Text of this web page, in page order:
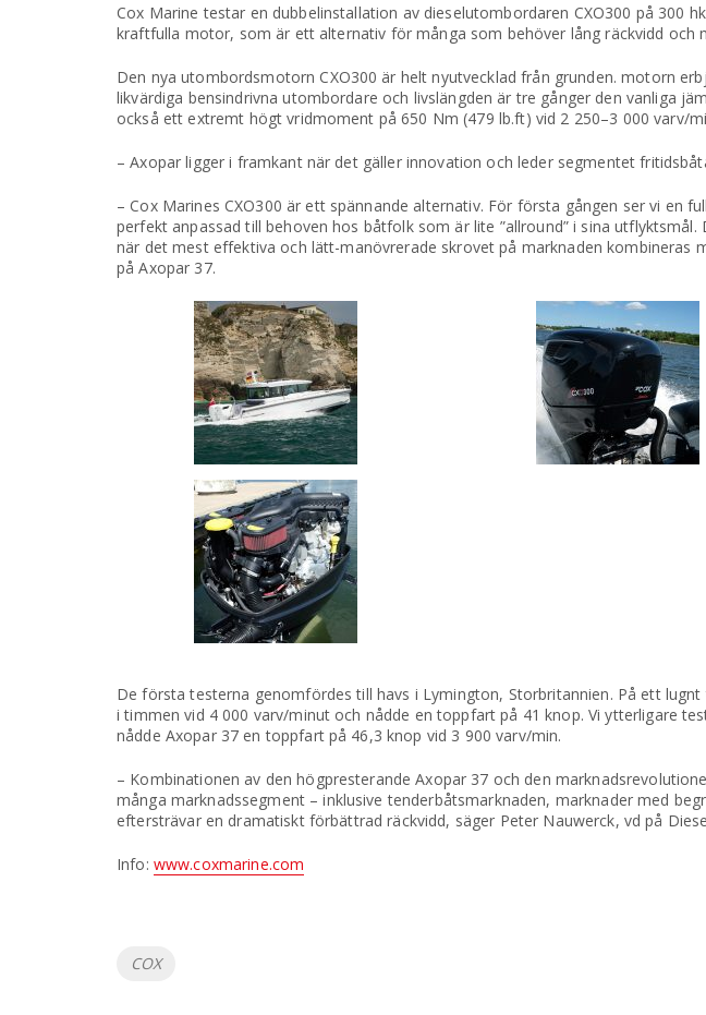
Cox Marine testar en dubbelinstallation av dieselutombordaren CXO300 på 300
kraftfulla motor, som är ett alternativ för många som behöver lång räckvidd och
Den nya utombordsmotorn CXO300 är helt nyutvecklad från grunden. motorn
likvärdiga bensindrivna utombordare och livslängden är tre gånger den vanliga
också ett extremt högt vridmoment på 650 Nm (479 lb.ft) vid 2 250–3 000 varv/
– Axopar ligger i framkant när det gäller innovation och leder segmentet
– Cox Marines CXO300 är ett spännande alternativ. För första gången ser vi en
perfekt anpassad till behoven hos båtfolk som är lite ”allround” i sina
när det mest effektiva och lätt-manövrerade skrovet på marknaden kombineras
på Axopar 37.
De första testerna genomfördes till havs i Lymington, Storbritannien. På ett
i timmen vid 4 000 varv/minut och nådde en toppfart på 41 knop. Vi ytterligare
nådde Axopar 37 en toppfart på 46,3 knop vid 3 900 varv/min.
– Kombinationen av den högpresterande Axopar 37 och den
många marknadssegment – inklusive tenderbåtsmarknaden, marknader med
eftersträvar en dramatiskt förbättrad räckvidd, säger Peter Nauwerck, vd på
Info: www.coxmarine.com
Etiketter
COX